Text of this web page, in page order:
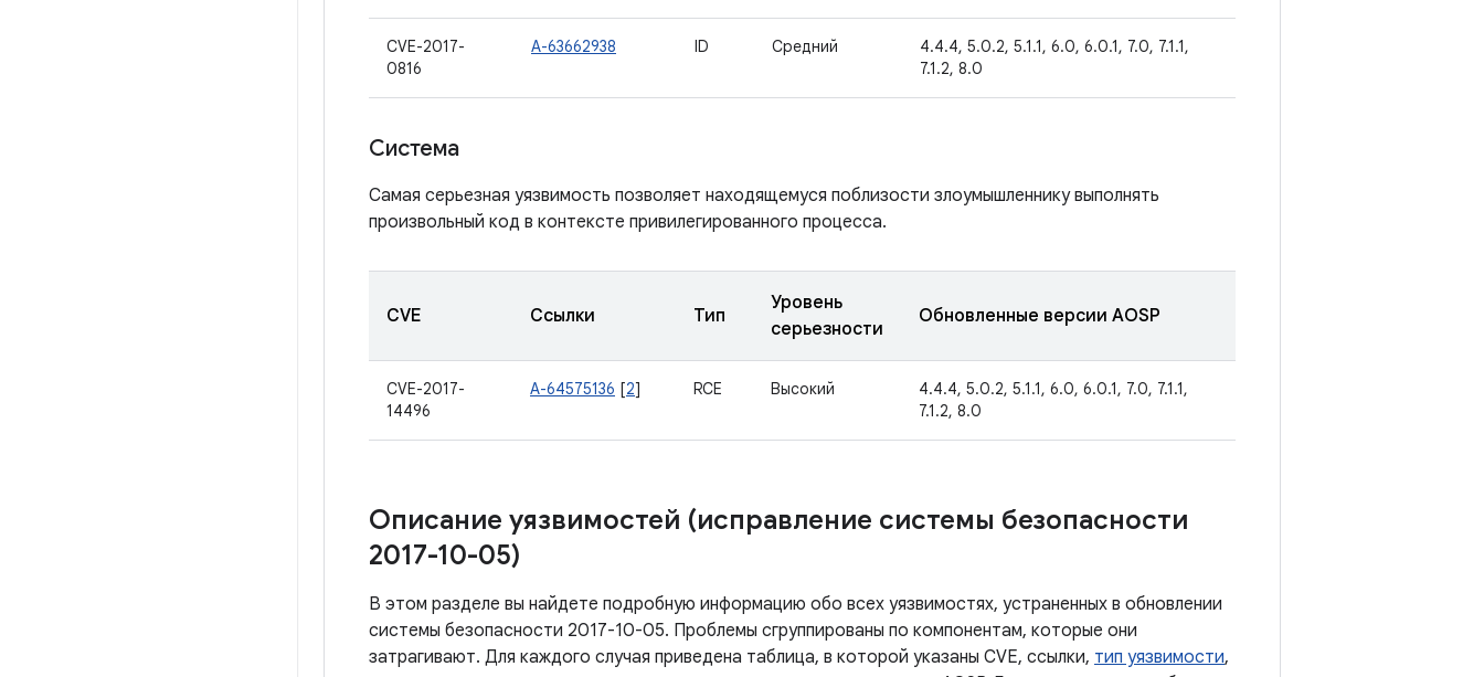
CVE-2017-
0816
A-63662938 ID Средний
4.4.4, 5.0.2, 5.1.1, 6.0, 6.0.1, 7.0, 7.1.1,
7.1.2, 8.0
Система
Самая серьезная уязвимость позволяет находящемуся поблизости злоумышленнику выполнять
произвольный код в контексте привилегированного процесса.
CVE Ссылки Тип
Уровень
серьезности
Обновленные версии AOSP
CVE-2017-
14496
A-64575136 [2] RCE Высокий
4.4.4, 5.0.2, 5.1.1, 6.0, 6.0.1, 7.0, 7.1.1,
7.1.2, 8.0
Описание уязвимостей (исправление системы безопасности
2017-10-05)
В этом разделе вы найдете подробную информацию обо всех уязвимостях, устраненных в обновлении
системы безопасности 2017-10-05. Проблемы сгруппированы по компонентам, которые они
затрагивают. Для каждого случая приведена таблица, в которой указаны CVE, ссылки, тип уязвимости,